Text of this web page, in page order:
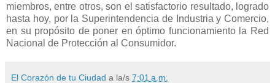
miembros, entre otros, son el satisfactorio resultado, logrado
hasta hoy, por la Superintendencia de Industria y Comercio,
en su propósito de poner en óptimo funcionamiento la Red
Nacional de Protección al Consumidor.
El Corazón de tu Ciudad a la/s 7:01 a.m.